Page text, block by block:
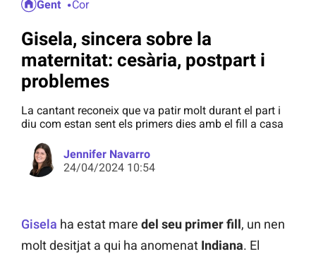
Gent Cor
Gisela, sincera sobre la
maternitat: cesària, postpart i
problemes
La cantant reconeix que va patir molt durant el part i
diu com estan sent els primers dies amb el fill a casa
Jennifer Navarro
24/04/2024 10:54
Gisela ha estat mare del seu primer fill, un nen
molt desitjat a qui ha anomenat Indiana. El